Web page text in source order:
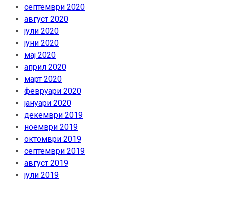
септември 2020
август 2020
јули 2020
јуни 2020
мај 2020
април 2020
март 2020
февруари 2020
јануари 2020
декември 2019
ноември 2019
октомври 2019
септември 2019
август 2019
јули 2019